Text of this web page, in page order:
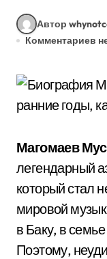
Автор
Комментариев
Магомаев
легендарный
который стал
мировой
в Баку, в
Поэтому,